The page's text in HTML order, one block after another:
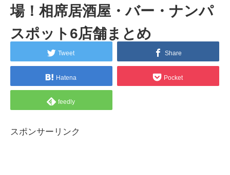
場！相席居酒屋・バー・ナンパ
スポット6店舗まとめ
Tweet Share
Hatena Pocket
feedly
スポンサーリンク